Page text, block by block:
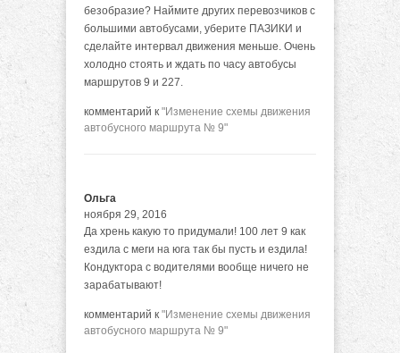
безобразие? Наймите других перевозчиков с
большими автобусами, уберите ПАЗИКИ и
сделайте интервал движения меньше. Очень
холодно стоять и ждать по часу автобусы
маршрутов 9 и 227.
комментарий к "Изменение схемы движения
автобусного маршрута № 9"
Ольга
ноября 29, 2016
Да хрень какую то придумали! 100 лет 9 как
ездила с меги на юга так бы пусть и ездила!
Кондуктора с водителями вообще ничего не
зарабатывают!
комментарий к "Изменение схемы движения
автобусного маршрута № 9"